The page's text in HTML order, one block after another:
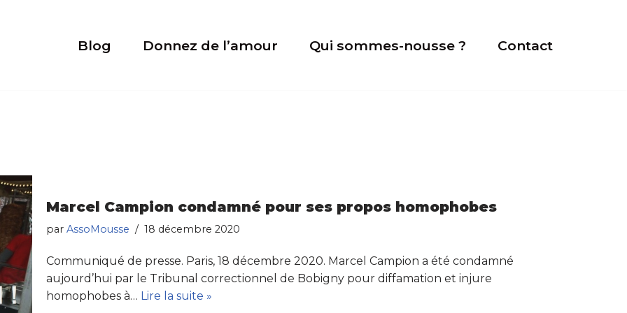
Blog Donnez de l’amour Qui sommes-nousse ? Contact
Marcel Campion condamné pour ses propos homophobes
par AssoMousse 18 décembre 2020
Communiqué de presse. Paris, 18 décembre 2020. Marcel Campion a été condamné
aujourd’hui par le Tribunal correctionnel de Bobigny pour diffamation et injure
homophobes à… Lire la suite »